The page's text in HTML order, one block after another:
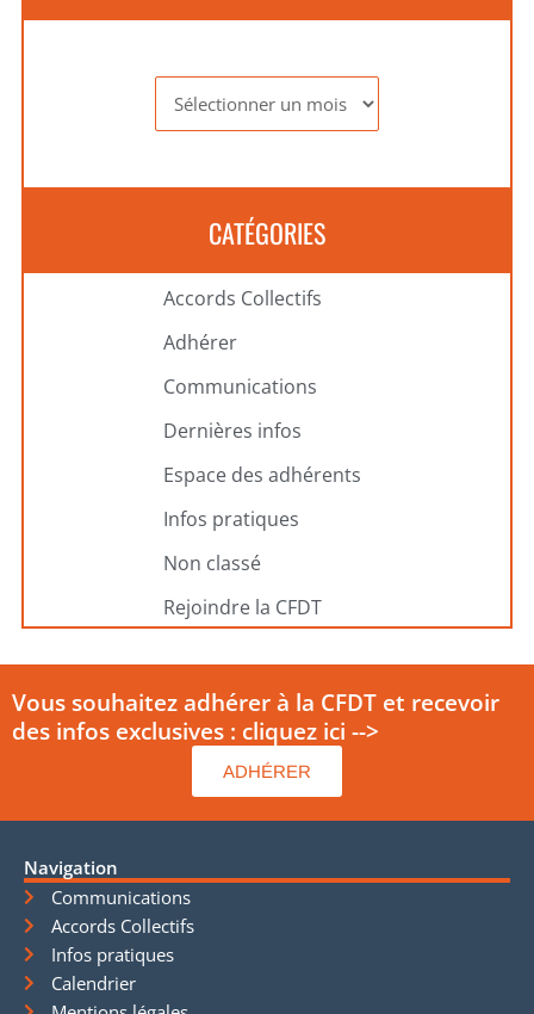
CATÉGORIES
Accords Collectifs
Adhérer
Communications
Dernières infos
Espace des adhérents
Infos pratiques
Non classé
Rejoindre la CFDT
Vous souhaitez adhérer à la CFDT et recevoir
des infos exclusives : cliquez ici -->
ADHÉRER
Navigation
Communications
Accords Collectifs
Infos pratiques
Calendrier